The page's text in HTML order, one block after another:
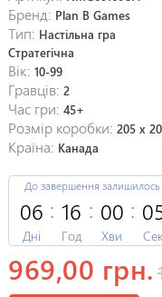
Бренд: Plan B Games
Тип: Настільна гра
Стратегічна
Вік:10-99
Гравців:2
Час гри:45+
Розмір коробки:205 x
Країна: Канада
До завершення залишилось
06
Дні
16
Год
00
Хви Сек
969,00 грн.